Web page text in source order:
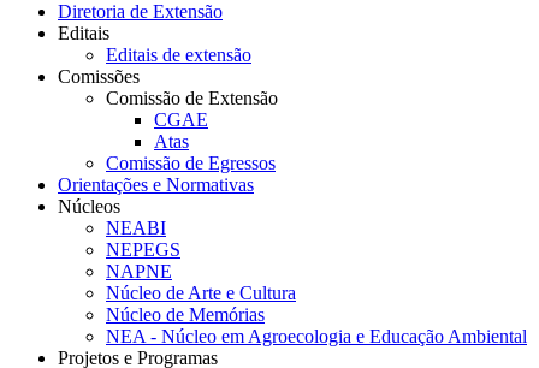
Diretoria de Extensão
Editais
Editais de extensão
Comissões
Comissão de Extensão
CGAE
Atas
Comissão de Egressos
Orientações e Normativas
Núcleos
NEABI
NEPEGS
NAPNE
Núcleo de Arte e Cultura
Núcleo de Memórias
NEA - Núcleo em Agroecologia e Educação Ambiental
Projetos e Programas